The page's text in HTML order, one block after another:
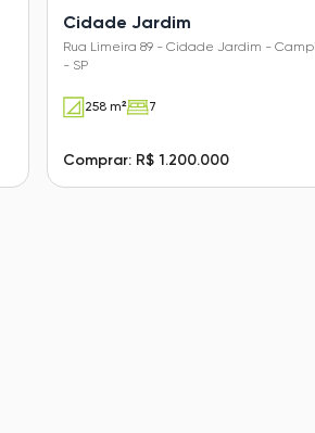
Cidade Jardim
Rua Limeira 89 - Cidade Jardim -
- SP
258 m² 7
Comprar: R$ 1.200.000